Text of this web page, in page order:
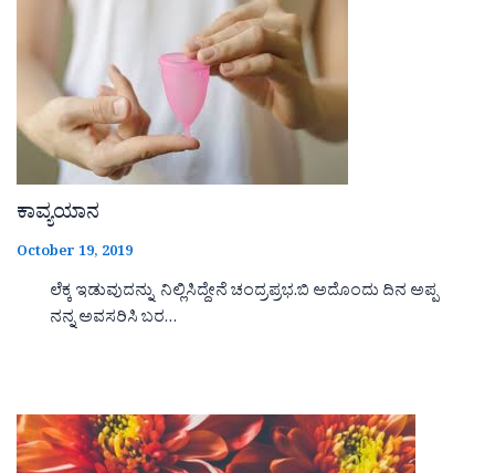
ಕಾವ್ಯಯಾನ
October 19, 2019
ಲೆಕ್ಕ ಇಡುವುದನ್ನು ನಿಲ್ಲಿಸಿದ್ದೇನೆ ಚಂದ್ರಪ್ರಭ.ಬಿ ಅದೊಂದು ದಿನ ಅಪ್ಪ
ನನ್ನ ಅವಸರಿಸಿ ಬರ…